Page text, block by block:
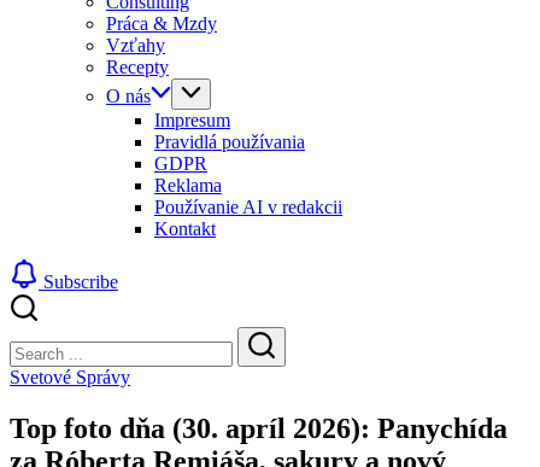
Práca & Mzdy
Vzťahy
Recepty
O nás
Impresum
Pravidlá používania
GDPR
Reklama
Používanie AI v redakcii
Kontakt
Subscribe
Search
Search
Svetové Správy
Top foto dňa (30. apríl 2026): Panychída